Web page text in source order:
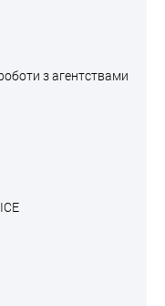
з агентствами